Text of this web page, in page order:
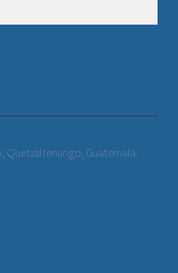
Quetzaltenango, Guatemala.